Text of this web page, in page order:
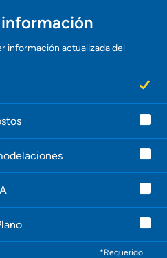
información actualizada del
*Requerido